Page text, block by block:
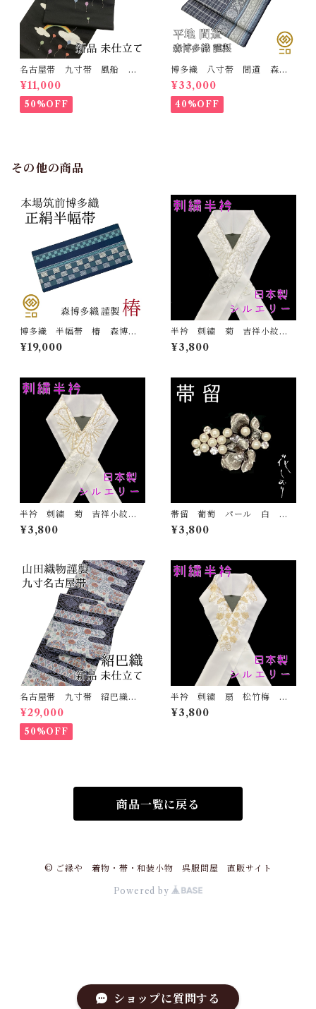
ショップに質問する
名古屋帯 九寸帯 風船
雲 虹 正絹 日本製 九寸
名古屋帯
¥11,000
50%OFF
博多織 八寸帯 間道 森博
多織 正絹 日本製 未仕立
て 名古屋帯
¥33,000
40%OFF
その他の商品
博多織 半幅帯 椿 森博多
織 正絹 長さ/3m78cm 日
本製 和装 小袋帯 半巾帯
¥19,000
半衿 刺繍 菊 吉祥小紋
銀 白地 シルエリー 新合
繊 日本製 刺繍衿 和装小
¥3,800
半衿 刺繍 菊 吉祥小紋
金 白地 シルエリー 新合
繊 日本製 刺繍衿 和装小
¥3,800
帯留 葡萄 パール 白 花
しおり 大原商店 帯飾り
日本製 和装小物
¥3,800
名古屋帯 九寸帯 紹巴織
山田織物謹製 正絹 日本
製 西陣織 九寸名古屋帯
¥29,000
50%OFF
半衿 刺繍 扇 松竹梅
金 白地 シルエリー 新合
繊 日本製 刺繍衿 和装小
¥3,800
商品一覧に戻る
© ご縁や 着物・帯・和装小物 呉服問屋 直販サイト
Powered by